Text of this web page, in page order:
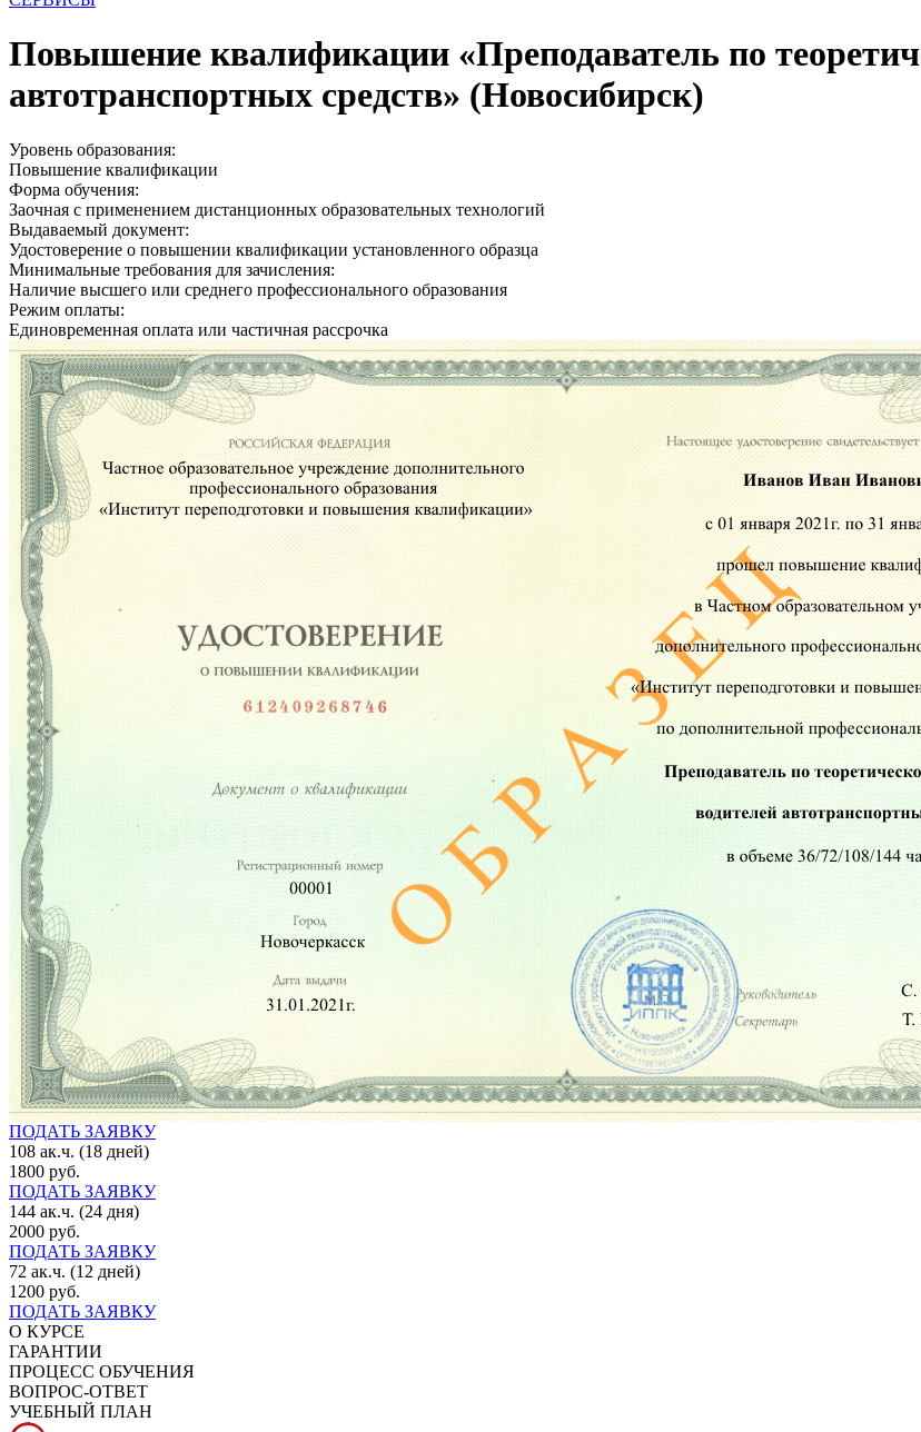
Повышение квалификации «Преподаватель по
автотранспортных средств» (Новосибирск)
Уровень образования:
Повышение квалификации
Форма обучения:
Заочная с применением дистанционных образовательных технологий
Выдаваемый документ:
Удостоверение о повышении квалификации установленного образца
Минимальные требования для зачисления:
Наличие высшего или среднего профессионального образования
Режим оплаты:
Единовременная оплата или частичная рассрочка
ПОДАТЬ ЗАЯВКУ
108 ак.ч. (18 дней)
1800 руб.
ПОДАТЬ ЗАЯВКУ
144 ак.ч. (24 дня)
2000 руб.
ПОДАТЬ ЗАЯВКУ
72 ак.ч. (12 дней)
1200 руб.
ПОДАТЬ ЗАЯВКУ
О КУРСЕ
ГАРАНТИИ
ПРОЦЕСС ОБУЧЕНИЯ
ВОПРОС-ОТВЕТ
УЧЕБНЫЙ ПЛАН